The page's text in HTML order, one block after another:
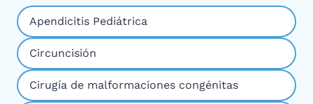
Apendicitis Pediátrica
Circuncisión
Cirugía de malformaciones congénitas